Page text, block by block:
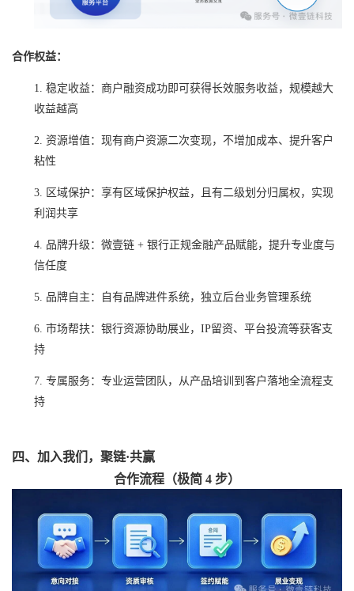
合作权益：
1. 稳定收益：商户融资成功即可获得长效服务收益，规模越大
收益越高
2. 资源增值：现有商户资源二次变现，不增加成本、提升客户
粘性
3.
区域保护：享有区域保护权益，且有二级划分归属权，实现
利润共享
4. 品牌升级：微壹链 + 银行正规金融产品赋能，提升专业度与
信任度
5. 品牌自主：自有品牌进件系统，独立后台业务管理系统
6. 市场帮扶：银行资源协助展业， IP留资、平台投流等获客支
持
7. 专属服务：专业运营团队，从产品培训到客户落地全流程支
持
四、加入我们， 聚链·共赢
合作流程（极简 4 步）